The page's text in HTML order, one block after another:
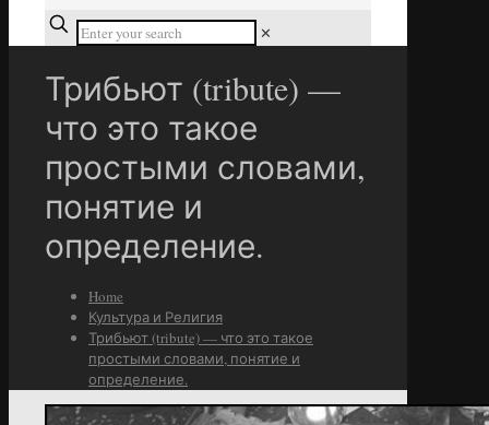
✕
Трибьют (tribute) —
что это такое
простыми словами,
понятие и
определение.
Home
Культура и Религия
Трибьют (tribute) — что это такое
простыми словами, понятие и
определение.